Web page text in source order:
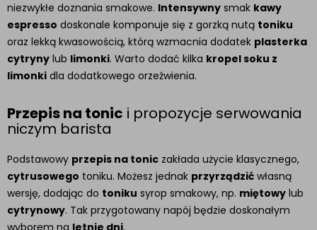
niezwykłe doznania smakowe. Intensywny smak kawy
espresso doskonale komponuje się z gorzką nutą toniku
oraz lekką kwasowością, którą wzmacnia dodatek plasterka
cytryny lub limonki. Warto dodać kilka kropel soku z
limonki dla dodatkowego orzeźwienia.
Przepis na tonic i propozycje serwowania
niczym barista
Podstawowy przepis na tonic zakłada użycie klasycznego,
cytrusowego toniku. Możesz jednak przyrządzić własną
wersję, dodając do toniku syrop smakowy, np. miętowy lub
cytrynowy. Tak przygotowany napój będzie doskonałym
wyborem na letnie dni.